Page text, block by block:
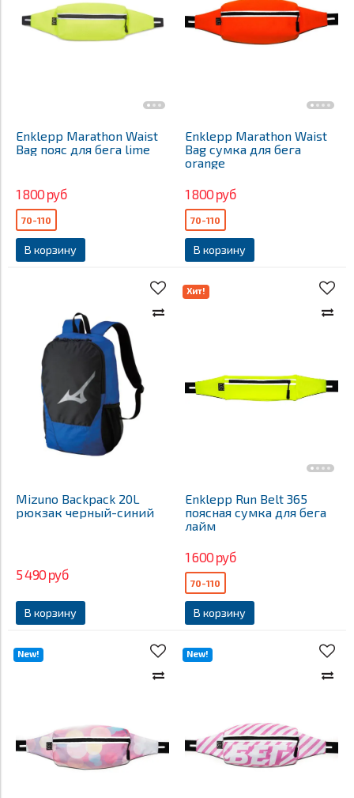
Enklepp Marathon Waist
Bag пояс для бега lime
1 800 руб
В корзину
70-110
Enklepp Marathon Waist
Bag сумка для бега
orange
1 800 руб
В корзину
70-110
Mizuno Backpack 20L
рюкзак черный-синий
5 490 руб
В корзину
Хит!
Enklepp Run Belt 365
поясная сумка для бега
лайм
1 600 руб
В корзину
70-110
New! New!